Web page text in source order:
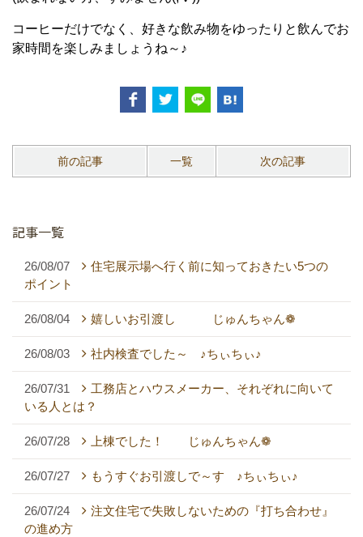
コーヒーだけでなく、好きな飲み物をゆったりと飲んでお
家時間を楽しみましょうね～♪
前の記事 一覧 次の記事
記事一覧
26/08/07
住宅展示場へ行く前に知っておきたい5つの
ポイント
26/08/04 嬉しいお引渡し じゅんちゃん❁
26/08/03 社内検査でした～ ♪ちぃちぃ♪
26/07/31
工務店とハウスメーカー、それぞれに向いて
いる人とは？
26/07/28 上棟でした！ じゅんちゃん❁
26/07/27 もうすぐお引渡しで～す ♪ちぃちぃ♪
26/07/24
注文住宅で失敗しないための『打ち合わせ』
の進め方